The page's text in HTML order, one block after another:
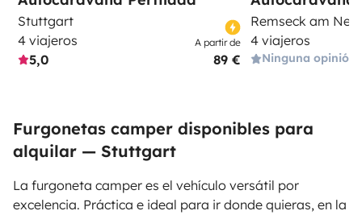
Stuttgart
4 viajeros
5,0
A partir de
89 €
Remseck am
4 viajeros
Ninguna opinión
Furgonetas camper disponibles para
alquilar — Stuttgart
La furgoneta camper es el vehículo versátil por
excelencia. Práctica e ideal para ir donde quieras, en la